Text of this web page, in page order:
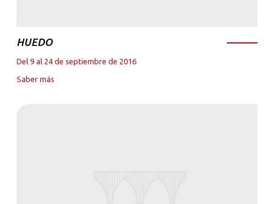
HUEDO
Del 9 al 24 de septiembre de 2016
Saber más